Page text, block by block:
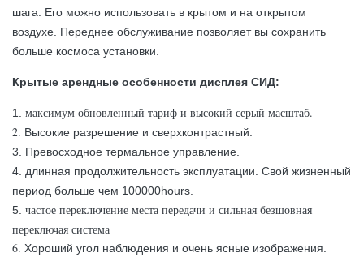
шага. Его можно использовать в крытом и на открытом
воздухе. Переднее обслуживание позволяет вы сохранить
больше космоса установки.
Крытые арендные особенности дисплея СИД:
1.
максимум обновленный тариф и высокий серый масштаб.
2. Высокие разрешение и сверхконтрастный.
3. Превосходное термальное управление.
4. длинная продолжительность эксплуатации. Свой жизненный
период больше чем 100000hours.
5. частое переключение места передачи и сильная безшовная
переключая система
6. Хороший угол наблюдения и очень ясные изображения.